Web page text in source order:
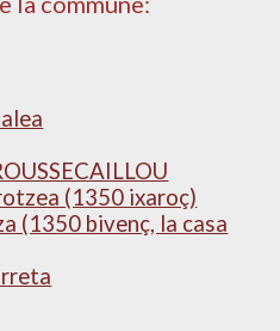
(1350 ixaroç)
(1350 bivenç, la casa